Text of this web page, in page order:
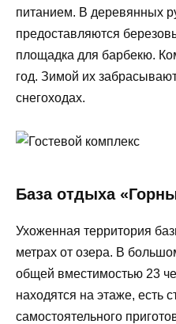
питанием. В деревянных
предоставляются
площадка для барбекю.
год. Зимой их
снегоходах.
База отдыха
Ухоженная территория
метрах от озера. В
общей вместимостью 23
находятся на этаже, есть
самостоятельного